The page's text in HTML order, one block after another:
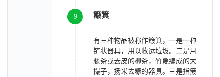
9 簸箕
有三种物品被称作簸箕，一是一种
铲状器具，用以收运垃圾。二是用
藤条或去皮的柳条，竹篾编成的大
撮子，扬米去糠的器具。三是指簸